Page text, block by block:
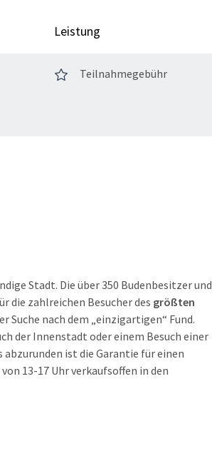
Leistung
Teilnahmegebühr
Stadt. Die über 350 Budenbesitzer und
die zahlreichen Besucher des größten
Suche nach dem „einzigartigen“ Fund.
der Innenstadt oder einem Besuch einer
ist die Garantie für einen
13-17 Uhr verkaufsoffen in den